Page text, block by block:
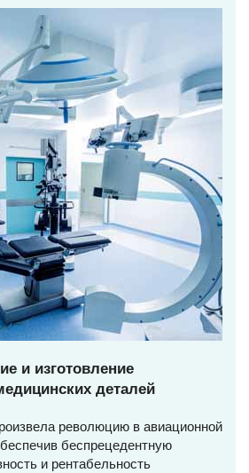
и изготовление
деталей
революцию в авиационной
беспрецедентную
и рентабельность